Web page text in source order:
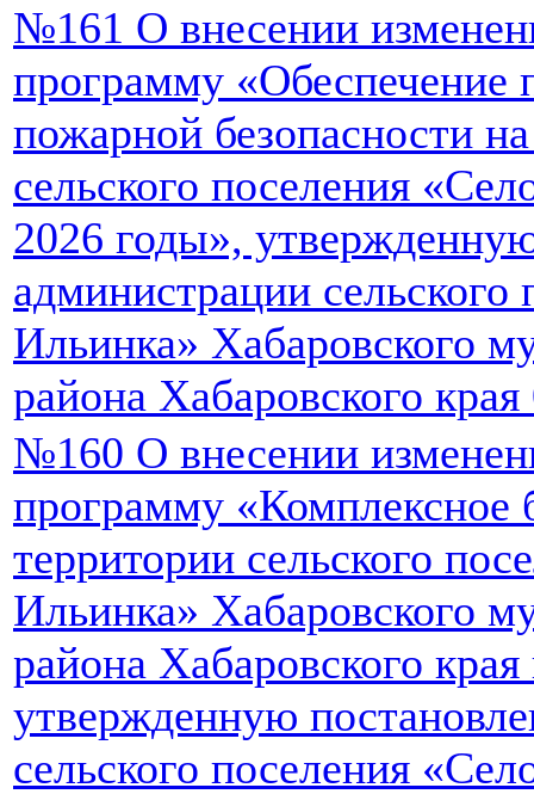
№161 О внесении
программу «Обеспечение
пожарной безопасности
сельского поселения
2026 годы»,
администрации сельского
Ильинка» Хабаровского
района Хабаровского
№160 О внесении
программу «Комплексное
территории сельского
Ильинка» Хабаровского
района Хабаровского
утвержденную
сельского поселения